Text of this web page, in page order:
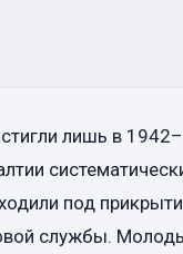
лишь в
под
службы.